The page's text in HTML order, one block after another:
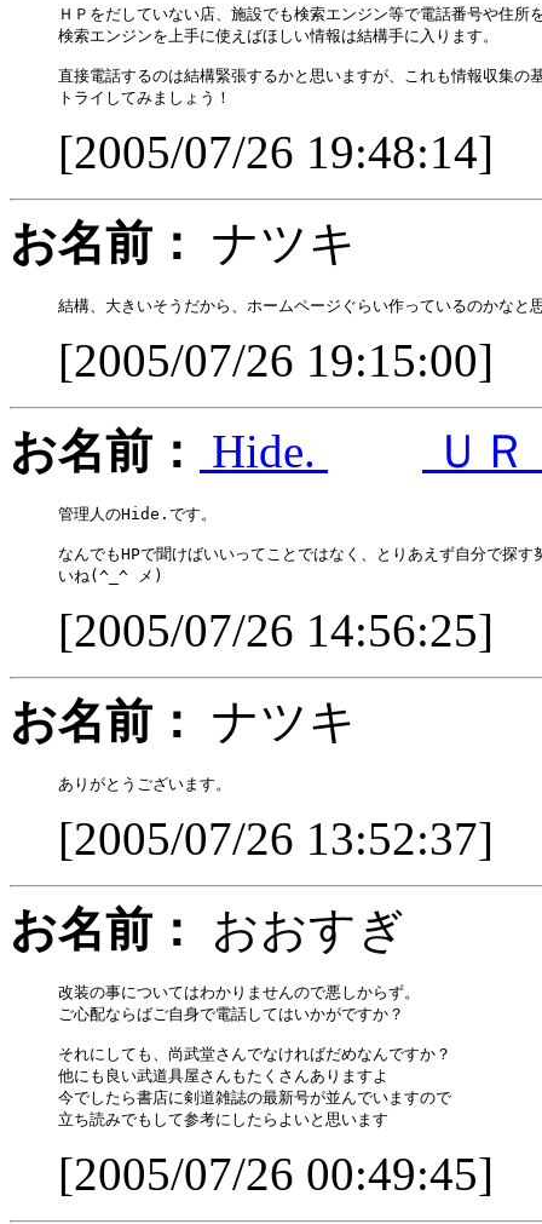
ＨＰをだしていない店、施設でも検索エンジン等で電話番号や住
検索エンジンを上手に使えばほしい情報は結構手に入ります。
直接電話するのは結構緊張するかと思いますが、これも情報収集の
[2005/07/26 19:48:14]
お名前：
ナツキ
[2005/07/26 19:15:00]
お名前：
Hide. Ｕ
管理人のHide.です。
なんでもHPで聞けばいいってことではなく、とりあえず自分で探す
[2005/07/26 14:56:25]
お名前：
ナツキ
[2005/07/26 13:52:37]
お名前：
おおすぎ
改装の事についてはわかりませんので悪しからず。
ご心配ならばご自身で電話してはいかがですか？
それにしても、尚武堂さんでなければだめなんですか？
他にも良い武道具屋さんもたくさんありますよ
今でしたら書店に剣道雑誌の最新号が並んでいますので
[2005/07/26 00:49:45]